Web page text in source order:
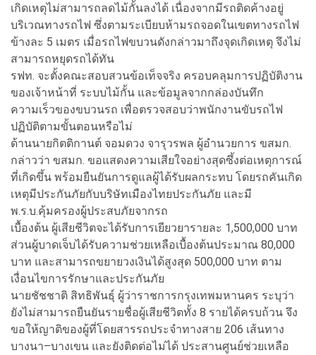
เกิดเหตุไม่สามารถลดไม้กั้นลงได้ เนื่องจากมีรถติดค้างอยู่
บริเวณทางรถไฟ ซึ่งตามระเบียบห้ามรถจอดในเขตทางรถไฟ
ข้างละ 5 เมตร เมื่อรถไฟขบวนดังกล่าวมาถึงจุดเกิดเหตุ จึงไม่
สามารถหยุดรถได้ทัน
รฟท. จะตั้งคณะสอบสวนข้อเท็จจริง ครอบคลุมการปฏิบัติงาน
ของเจ้าหน้าที่ ระบบไม้กั้น และข้อมูลจากกล่องบันทึก
ความเร็วของขบวนรถ เพื่อตรวจสอบว่าพนักงานขับรถไฟ
ปฏิบัติตามขั้นตอนหรือไม่
ด้านนายกิตติกานต์ จอมดวง จารุวรพล ผู้อำนวยการ ขสมก.
กล่าวว่า ขสมก. ขอแสดงความเสียใจอย่างสุดซึ้งต่อเหตุการณ์
ที่เกิดขึ้น พร้อมยืนยันการดูแลผู้ได้รับผลกระทบ โดยรถคันเกิด
เหตุมีประกันภัยกับบริษัทเมืองไทยประกันภัย และมี
พ.ร.บ.คุ้มครองผู้ประสบภัยจากรถ
เบื้องต้น ผู้เสียชีวิตจะได้รับการเยียวยารายละ 1,500,000 บาท
ส่วนผู้บาดเจ็บได้รับความช่วยเหลือเบื้องต้นประมาณ 80,000
บาท และสามารถขยายวงเงินได้สูงสุด 500,000 บาท ตาม
เงื่อนไขการรักษาและประกันภัย
นายชัชชาติ สิทธิพันธุ์ ผู้ว่าราชการกรุงเทพมหานคร ระบุว่า
ยังไม่สามารถยืนยันรายชื่อผู้เสียชีวิตทั้ง 8 รายได้ครบถ้วน จึง
ขอให้ญาติของผู้ที่โดยสารรถประจำทางสาย 206 เส้นทาง
บางนา–บางเขน และยังติดต่อไม่ได้ ประสานศูนย์ช่วยเหลือ